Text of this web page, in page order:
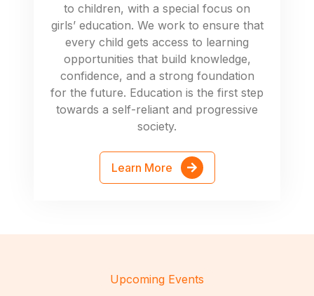
to children, with a special focus on
girls’ education. We work to ensure that
every child gets access to learning
opportunities that build knowledge,
confidence, and a strong foundation
for the future. Education is the first step
towards a self-reliant and progressive
society.
Learn More
Upcoming Events